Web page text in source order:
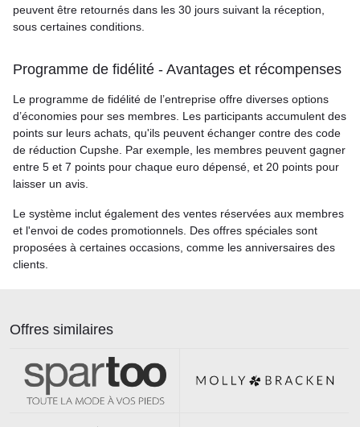
peuvent être retournés dans les 30 jours suivant la réception,
sous certaines conditions.
Programme de fidélité - Avantages et récompenses
Le programme de fidélité de l’entreprise offre diverses options
d’économies pour ses membres. Les participants accumulent des
points sur leurs achats, qu'ils peuvent échanger contre des code
de réduction Cupshe. Par exemple, les membres peuvent gagner
entre 5 et 7 points pour chaque euro dépensé, et 20 points pour
laisser un avis.
Le système inclut également des ventes réservées aux membres
et l'envoi de codes promotionnels. Des offres spéciales sont
proposées à certaines occasions, comme les anniversaires des
clients.
Offres similaires